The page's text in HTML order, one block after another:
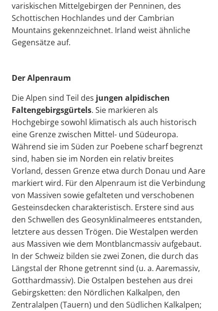
variskischen Mittelgebirgen der Penninen, des
Schottischen Hochlandes und der Cambrian
Mountains gekennzeichnet. Irland weist ähnliche
Gegensätze auf.
Der Alpenraum
Die Alpen sind Teil des jungen alpidischen
Faltengebirgsgürtels. Sie markieren als
Hochgebirge sowohl klimatisch als auch historisch
eine Grenze zwischen Mittel- und Südeuropa.
Während sie im Süden zur Poebene scharf begrenzt
sind, haben sie im Norden ein relativ breites
Vorland, dessen Grenze etwa durch Donau und Aare
markiert wird. Für den Alpenraum ist die Verbindung
von Massiven sowie gefalteten und verschobenen
Gesteinsdecken charakteristisch. Erstere sind aus
den Schwellen des Geosynklinalmeeres entstanden,
letztere aus dessen Trögen. Die Westalpen werden
aus Massiven wie dem Montblancmassiv aufgebaut.
In der Schweiz bilden sie zwei Zonen, die durch das
Längstal der Rhone getrennt sind (u. a. Aaremassiv,
Gotthardmassiv). Die Ostalpen bestehen aus drei
Gebirgsketten: den Nördlichen Kalkalpen, den
Zentralalpen (Tauern) und den Südlichen Kalkalpen;